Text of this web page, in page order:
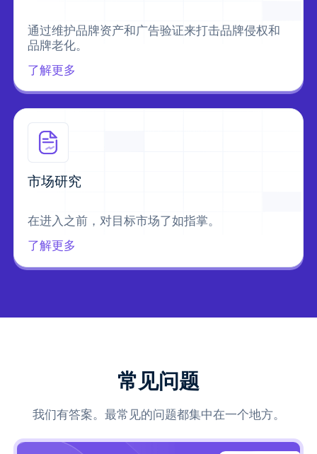
通过维护品牌资产和广告验证来打击品牌侵权和
品牌老化。
了解更多
市场研究
在进入之前，对目标市场了如指掌。
了解更多
常见问题
我们有答案。最常见的问题都集中在一个地方。